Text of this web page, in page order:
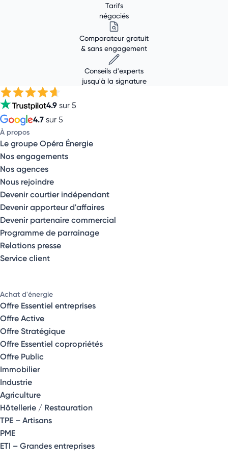
Tarifs
négociés
Comparateur gratuit
& sans engagement
Conseils d'experts
jusqu'à la signature
4.9 sur 5
4.7 sur 5
À propos
Le groupe Opéra Énergie
Nos engagements
Nos agences
Nous rejoindre
Devenir courtier indépendant
Devenir apporteur d'affaires
Devenir partenaire commercial
Programme de parrainage
Relations presse
Service client
Achat d'énergie
Offre Essentiel entreprises
Offre Active
Offre Stratégique
Offre Essentiel copropriétés
Offre Public
Immobilier
Industrie
Agriculture
Hôtellerie / Restauration
TPE – Artisans
PME
ETI – Grandes entreprises